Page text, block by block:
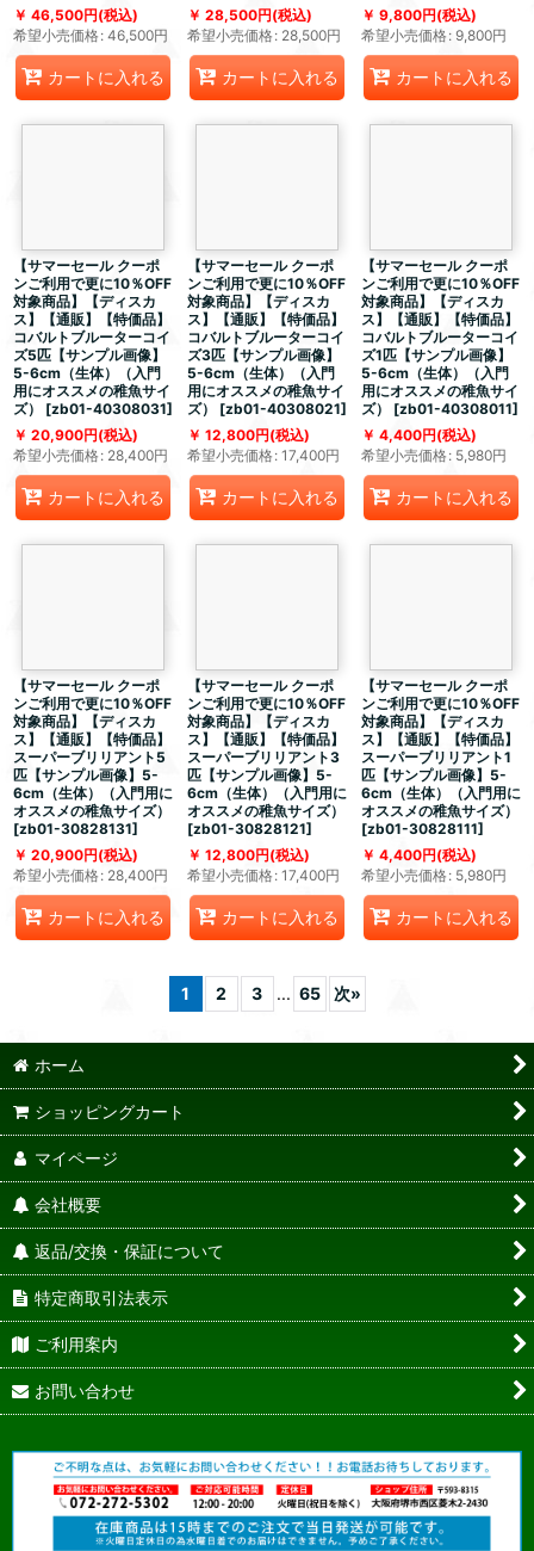
46,500円(税込)
希望小売価格: 46,500円
カートに入れる
28,500円(税込)
希望小売価格: 28,500円
カートに入れる
9,800円(税込)
希望小売価格: 9,800円
カートに入れる
【サマーセール クーポ
ンご利用で更に10％OFF
対象商品】【ディスカ
ス】【通販】【特価品】
コバルトブルーターコイ
ズ5匹【サンプル画像】
5-6cm（生体）（入門
用にオススメの稚魚サイ
ズ）
[zb01-40308031]
20,900円(税込)
希望小売価格: 28,400円
カートに入れる
【サマーセール クーポ
ンご利用で更に10％OFF
対象商品】【ディスカ
ス】【通販】【特価品】
コバルトブルーターコイ
ズ3匹【サンプル画像】
5-6cm（生体）（入門
用にオススメの稚魚サイ
ズ）
[zb01-40308021]
12,800円(税込)
希望小売価格: 17,400円
カートに入れる
【サマーセール クーポ
ンご利用で更に10％OFF
対象商品】【ディスカ
ス】【通販】【特価品】
コバルトブルーターコイ
ズ1匹【サンプル画像】
5-6cm（生体）（入門
用にオススメの稚魚サイ
ズ）
[zb01-40308011]
4,400円(税込)
希望小売価格: 5,980円
カートに入れる
【サマーセール クーポ
ンご利用で更に10％OFF
対象商品】【ディスカ
ス】【通販】【特価品】
スーパーブリリアント5
匹【サンプル画像】5-
6cm（生体）（入門用に
オススメの稚魚サイズ）
[zb01-30828131]
20,900円(税込)
希望小売価格: 28,400円
カートに入れる
【サマーセール クーポ
ンご利用で更に10％OFF
対象商品】【ディスカ
ス】【通販】【特価品】
スーパーブリリアント3
匹【サンプル画像】5-
6cm（生体）（入門用に
オススメの稚魚サイズ）
[zb01-30828121]
12,800円(税込)
希望小売価格: 17,400円
カートに入れる
【サマーセール クーポ
ンご利用で更に10％OFF
対象商品】【ディスカ
ス】【通販】【特価品】
スーパーブリリアント1
匹【サンプル画像】5-
6cm（生体）（入門用に
オススメの稚魚サイズ）
[zb01-30828111]
4,400円(税込)
希望小売価格: 5,980円
カートに入れる
1 2 3 ... 65 次»
ホーム
ショッピングカート
マイページ
会社概要
返品/交換・保証について
特定商取引法表示
ご利用案内
お問い合わせ